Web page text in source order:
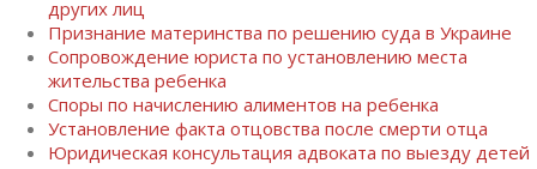
других лиц
Признание материнства по решению суда в Украине
Сопровождение юриста по установлению места
жительства ребенка
Споры по начислению алиментов на ребенка
Установление факта отцовства после смерти отца
Юридическая консультация адвоката по выезду детей